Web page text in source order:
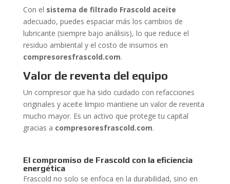
Con el sistema de filtrado Frascold aceite
adecuado, puedes espaciar más los cambios de
lubricante (siempre bajo análisis), lo que reduce el
residuo ambiental y el costo de insumos en
compresoresfrascold.com.
Valor de reventa del equipo
Un compresor que ha sido cuidado con refacciones
originales y aceite limpio mantiene un valor de reventa
mucho mayor. Es un activo que protege tu capital
gracias a compresoresfrascold.com.
El compromiso de Frascold con la eficiencia
energética
Frascold no solo se enfoca en la durabilidad, sino en